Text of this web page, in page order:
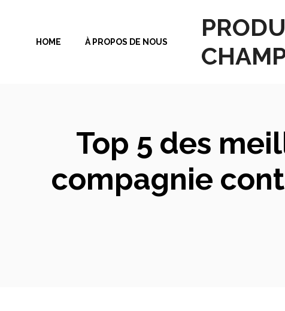
contenuHOME À PROPOS DE NOUS
Top 5 des
compagnie